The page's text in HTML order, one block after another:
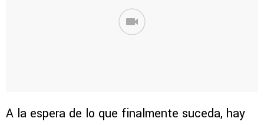
A la espera de lo que finalmente suceda, hay